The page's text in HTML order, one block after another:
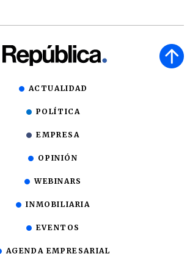
ACTUALIDAD
POLÍTICA
EMPRESA
OPINIÓN
WEBINARS
INMOBILIARIA
EVENTOS
AGENDA EMPRESARIAL